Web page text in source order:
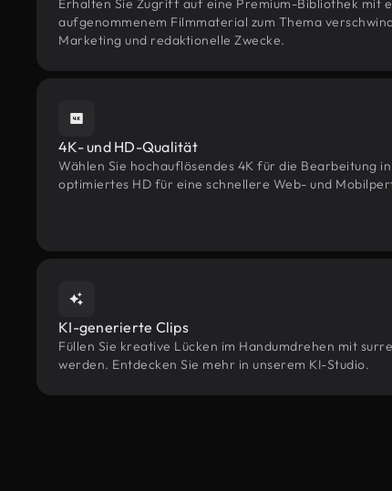
Erhalten Sie Zugriff auf eine Premium-Bibliothek mit
aufgenommenem Filmmaterial zum Thema
Marketing und redaktionelle Zwecke.
4K- und HD-Qualität
Wählen Sie hochauflösendes 4K für die Bearbeitung
optimiertes HD für eine schnellere Web- und
KI-generierte Clips
Füllen Sie kreative Lücken im Handumdrehen mit
werden. Entdecken Sie mehr in unserem KI-Studio.